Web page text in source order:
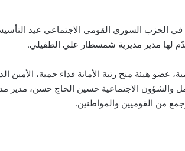
في الحزب السوري القومي الاجتماعي عيد
لها مدير مديرية شمسطار علي الطفيلي.
هيئة منح رتبة الأمانة فداء حمية، الأمين
الاجتماعية حسين الحاج حسن، مدير
من القوميين والمواطنين.